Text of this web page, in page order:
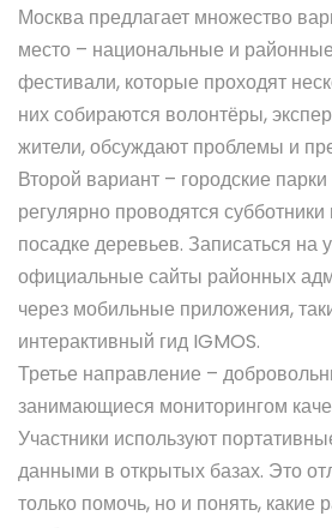
Москва предлагает множество
место – национальные и
фестивали, которые проходят
них собираются волонтёры,
жители, обсуждают проблемы и
Второй вариант – городские парки
регулярно проводятся
посадке деревьев. Записаться на
официальные сайты районных
через мобильные приложения,
интерактивный гид IGMOS.
Третье направление –
занимающиеся мониторингом
Участники используют
данными в открытых базах. Это
только помочь, но и понять,